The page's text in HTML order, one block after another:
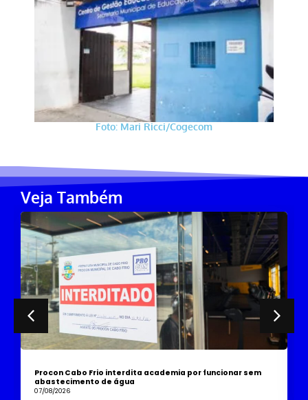
Foto: Mari Ricci/Cogecom
Veja Também
sem
Avalia Rede será aplicado nas escolas
Frio na próxima quarta-feira (12)